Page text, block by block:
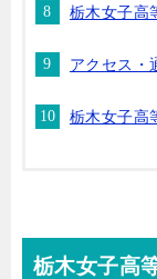
栃木女子高
アクセス・
栃木女子高
栃木女子高